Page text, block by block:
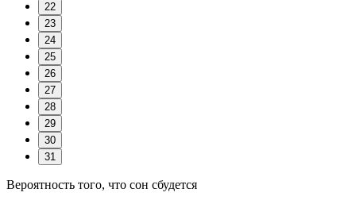
22
23
24
25
26
27
28
29
30
31
Вероятность того, что сон сбудется